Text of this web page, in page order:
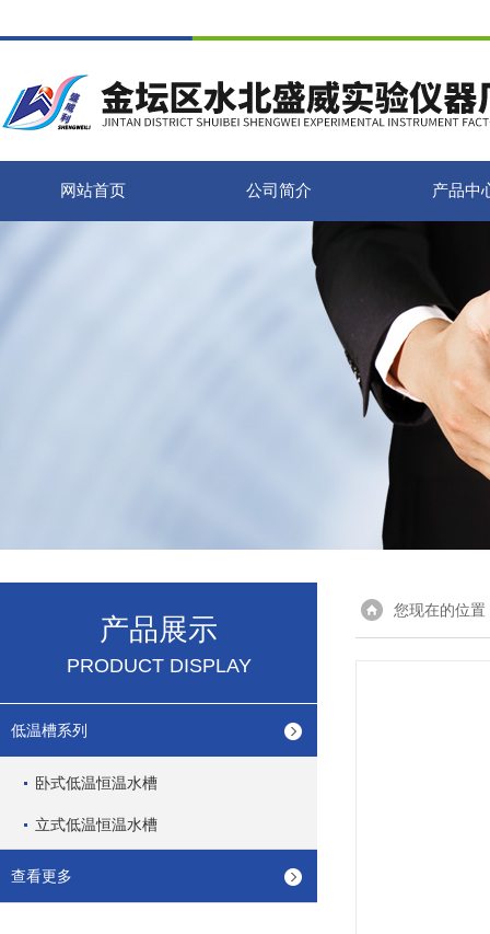
网站首页 公司简介 产品中
产品展示
PRODUCT DISPLAY
低温槽系列
卧式低温恒温水槽
立式低温恒温水槽
查看更多
您现在的位置